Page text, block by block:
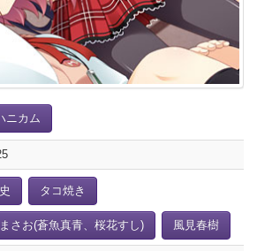
ニカム
タコ焼き
さお(蒼魚真青、桜花すし) 風見春樹